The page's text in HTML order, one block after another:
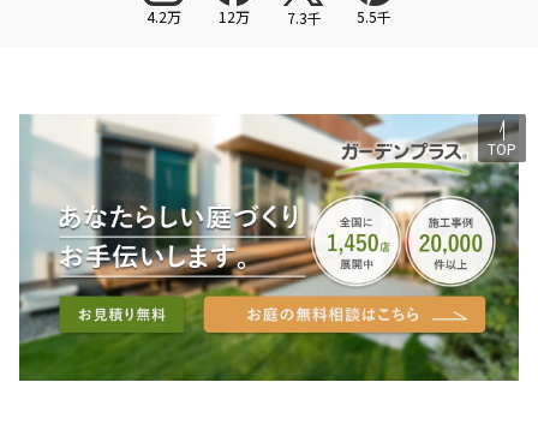
4.2万 12万 7.3千 5.5千
TOP